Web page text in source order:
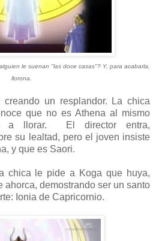
le suenan "las doce casas"? Y, para acabarla,
llorona.
un resplandor. La chica
que no es Athena al mismo
a llorar. El director entra,
su lealtad, pero el joven insiste
y que es Saori.
chica le pide a Koga que huya,
ahorca, demostrando ser un santo
Ionia de Capricornio.